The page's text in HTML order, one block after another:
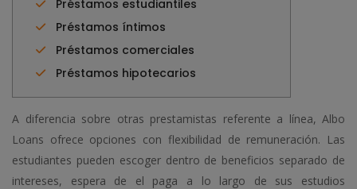
Préstamos estudiantiles
Préstamos íntimos
Préstamos comerciales
Préstamos hipotecarios
A diferencia sobre otras prestamistas referente a línea, Albo
Loans ofrece opciones con flexibilidad de remuneración. Las
estudiantes pueden escoger dentro de beneficios separado de
intereses, espera de el paga a lo largo de sus estudios